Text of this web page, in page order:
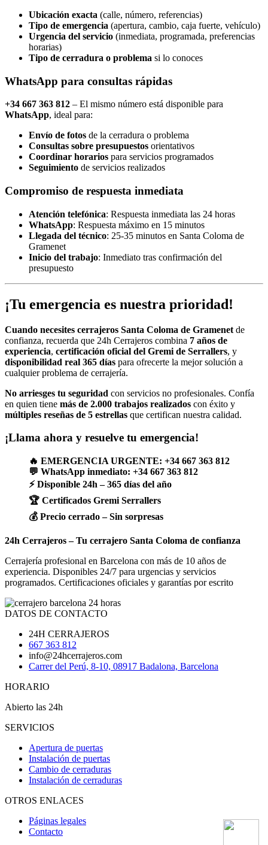
Ubicación exacta (calle, número, referencias)
Tipo de emergencia (apertura, cambio, caja fuerte, vehículo)
Urgencia del servicio (inmediata, programada, preferencias
horarias)
Tipo de cerradura o problema si lo conoces
WhatsApp para consultas rápidas
+34 667 363 812 – El mismo número está disponible para
WhatsApp, ideal para:
Envío de fotos de la cerradura o problema
Consultas sobre presupuestos orientativos
Coordinar horarios para servicios programados
Seguimiento de servicios realizados
Compromiso de respuesta inmediata
Atención telefónica: Respuesta inmediata las 24 horas
WhatsApp: Respuesta máximo en 15 minutos
Llegada del técnico: 25-35 minutos en Santa Coloma de
Gramenet
Inicio del trabajo: Inmediato tras confirmación del
presupuesto
¡Tu emergencia es nuestra prioridad!
Cuando necesites cerrajeros Santa Coloma de Gramenet de
confianza, recuerda que 24h Cerrajeros combina 7 años de
experiencia, certificación oficial del Gremi de Serrallers, y
disponibilidad real 365 días para ofrecerte la mejor solución a
cualquier problema de cerrajería.
No arriesges tu seguridad con servicios no profesionales. Confía
en quien tiene más de 2.000 trabajos realizados con éxito y
múltiples reseñas de 5 estrellas que certifican nuestra calidad.
¡Llama ahora y resuelve tu emergencia!
🔥 EMERGENCIA URGENTE: +34 667 363 812
💬 WhatsApp inmediato: +34 667 363 812
⚡ Disponible 24h – 365 días del año
🏆 Certificados Gremi Serrallers
💰 Precio cerrado – Sin sorpresas
24h Cerrajeros – Tu cerrajero Santa Coloma de confianza
Cerrajería profesional en Barcelona con más de 10 años de
experiencia. Disponibles 24/7 para urgencias y servicios
programados. Certificaciones oficiales y garantías por escrito
DATOS DE CONTACTO
24H CERRAJEROS
667 363 812
info@24hcerrajeros.com
Carrer del Perú, 8-10, 08917 Badalona, Barcelona
HORARIO
Abierto las 24h
SERVICIOS
Apertura de puertas
Instalación de puertas
Cambio de cerraduras
Instalación de cerraduras
OTROS ENLACES
Páginas legales
Contacto